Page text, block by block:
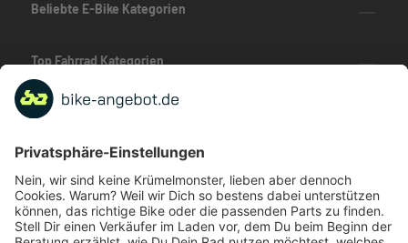
Beliebte E-Bike Kategorien
Top Fahrrad Kategorien
Beliebte Fahrrad-Kategorien
Marken-Highlights
TOP-Marken